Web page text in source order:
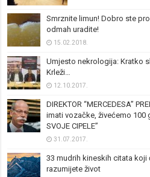
Smrznite limun! Dobro ste
odmah uradite!
15.02.2018.
Umjesto nekrologija: Kratko
Krleži…
12.10.2017.
DIREKTOR “MERCEDESA”
imati vozačke, živećemo
SVOJE CIPELE”
31.07.2017.
33 mudrih kineskih citata
razumijete život